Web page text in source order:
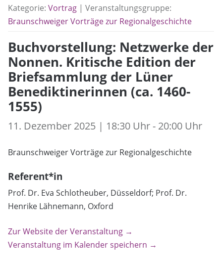
Kategorie: Vortrag | Veranstaltungsgruppe:
Braunschweiger Vorträge zur Regionalgeschichte
Buchvorstellung: Netzwerke der
Nonnen. Kritische Edition der
Briefsammlung der Lüner
Benediktinerinnen (ca. 1460-
1555)
11. Dezember 2025 | 18:30 Uhr - 20:00 Uhr
Braunschweiger Vorträge zur Regionalgeschichte
Referent*in
Prof. Dr. Eva Schlotheuber, Düsseldorf; Prof. Dr.
Henrike Lähnemann, Oxford
Zur Website der Veranstaltung →
Veranstaltung im Kalender speichern →